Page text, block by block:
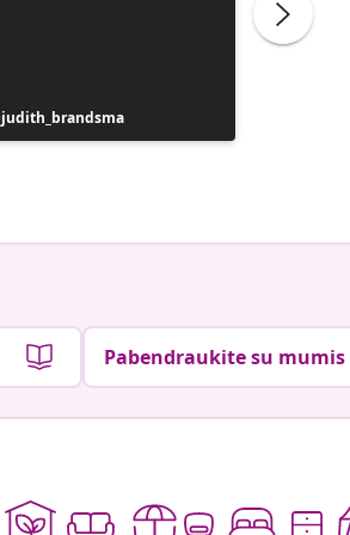
Įrašą
paskelbė
judith_brandsma
Pabendraukite su mumis